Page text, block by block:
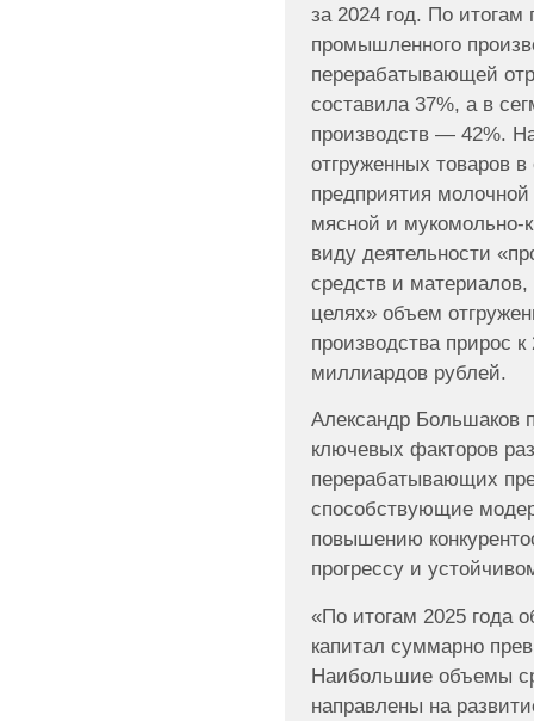
за 2024 год. По
промышленного
перерабатывающей
составила 37%, а в
производств — 42%.
отгруженных товаров
предприятия
мясной и мукомольно-
виду деятельности
средств и
целях» объем
производства прирос
миллиардов рублей.
Александр Большаков
ключевых факторов
перерабатывающих
способствующие
повышению
прогрессу и
«По итогам 2025 года
капитал суммарно
Наибольшие объемы
направлены на